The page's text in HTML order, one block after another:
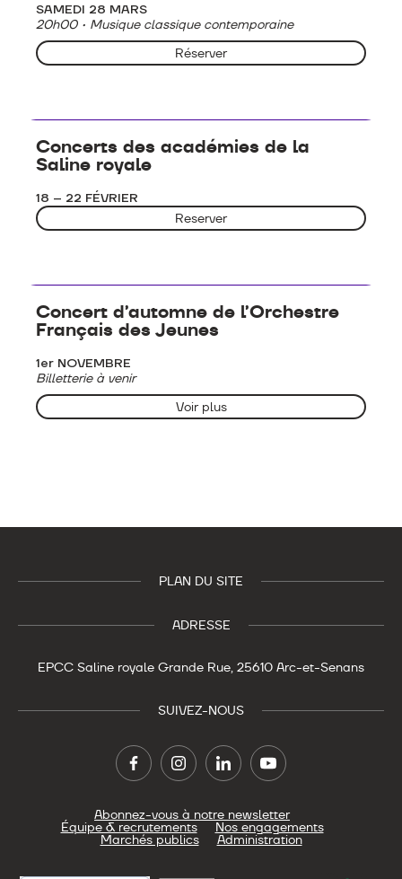
SAMEDI 28 MARS
20h00 • Musique classique contemporaine
Réserver
Concerts des académies de la
Saline royale
18 – 22 FÉVRIER
Reserver
Concert d’automne de l’Orchestre
Français des Jeunes
1er NOVEMBRE
Billetterie à venir
Voir plus
PLAN DU SITE
ADRESSE
EPCC Saline royale Grande Rue, 25610 Arc-et-Senans
SUIVEZ-NOUS
Abonnez-vous à notre newsletter
Équipe & recrutements Nos engagements
Marchés publics Administration